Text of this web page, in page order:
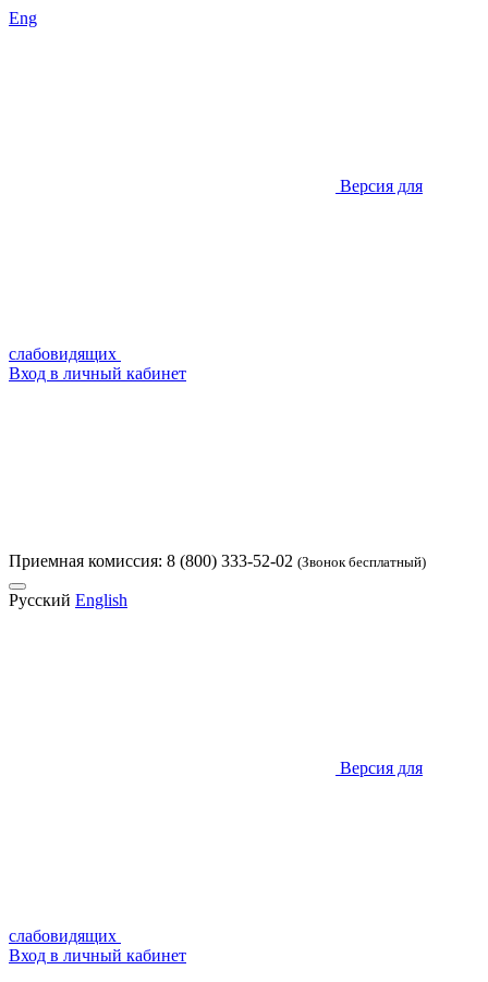
Eng
Версия для
слабовидящих
Вход в личный кабинет
Приемная комиссия: 8 (800) 333-52-02 (Звонок бесплатный)
Русский English
Версия для
слабовидящих
Вход в личный кабинет